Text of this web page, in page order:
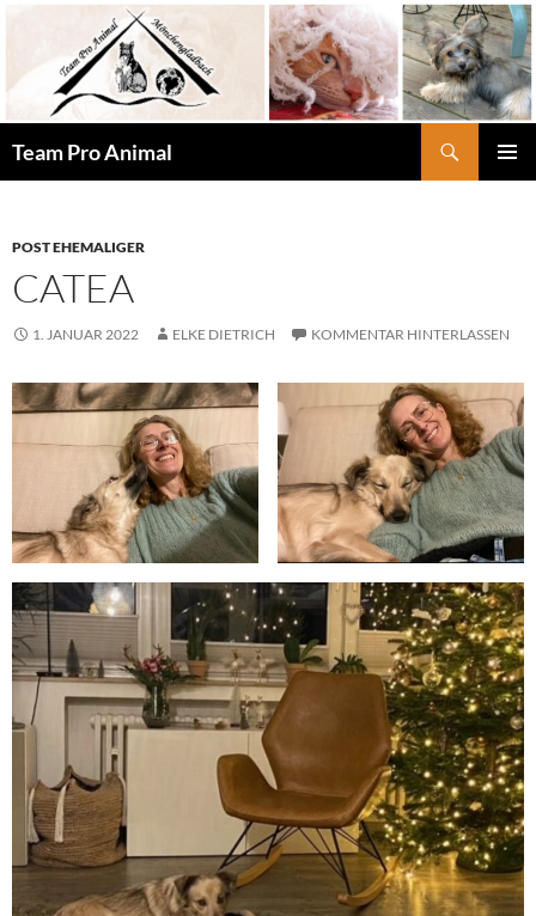
springen
Team Pro Animal
POST EHEMALIGER
CATEA
1. JANUAR 2022 ELKE DIETRICH KOMMENTAR HINTERLASSEN